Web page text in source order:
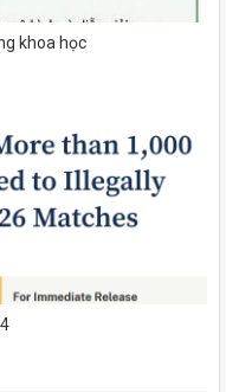
khoa học